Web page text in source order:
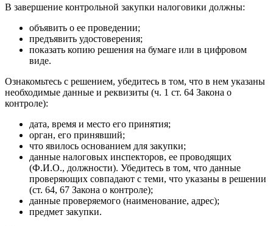
В завершение контрольной закупки налоговики должны:
объявить о ее проведении;
предъявить удостоверения;
показать копию решения на бумаге или в цифровом
виде.
Ознакомьтесь с решением, убедитесь в том, что в нем указаны
необходимые данные и реквизиты (ч. 1 ст. 64 Закона о
контроле):
дата, время и место его принятия;
орган, его принявший;
что явилось основанием для закупки;
данные налоговых инспекторов, ее проводящих
(Ф.И.О., должности). Убедитесь в том, что данные
проверяющих совпадают с теми, что указаны в решении
(ст. 64, 67 Закона о контроле);
данные проверяемого (наименование, адрес);
предмет закупки.